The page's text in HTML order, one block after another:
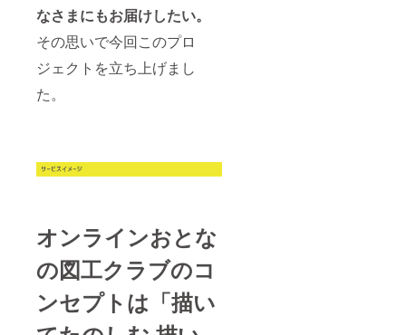
なさまにもお届けしたい。
その思いで今回このプロ
ジェクトを立ち上げまし
た。
オンラインおとな
の図工クラブのコ
ンセプトは「描い